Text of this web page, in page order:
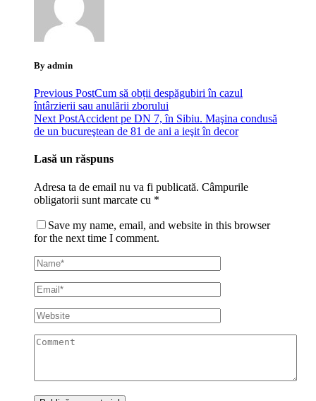
By admin
Previous PostCum să obții despăgubiri în cazul
întârzierii sau anulării zborului
Next PostAccident pe DN 7, în Sibiu. Maşina condusă
de un bucureştean de 81 de ani a ieşit în decor
Lasă un răspuns
Adresa ta de email nu va fi publicată. Câmpurile
obligatorii sunt marcate cu *
Save my name, email, and website in this browser
for the next time I comment.